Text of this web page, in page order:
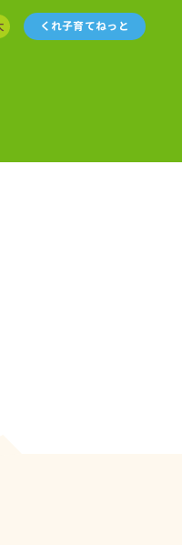
くれ子育てねっと